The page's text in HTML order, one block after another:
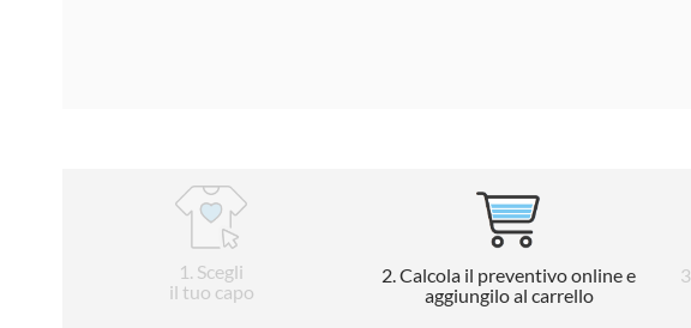
1 . Scegli
il tuo capo
2. Calcola il preventivo online e
aggiungilo al carrello
3